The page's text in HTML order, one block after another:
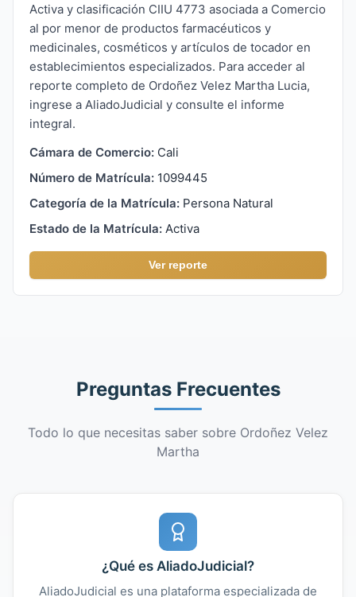
Activa y clasificación CIIU 4773 asociada a Comercio
al por menor de productos farmacéuticos y
medicinales, cosméticos y artículos de tocador en
establecimientos especializados. Para acceder al
reporte completo de Ordoñez Velez Martha Lucia,
ingrese a AliadoJudicial y consulte el informe
integral.
Cámara de Comercio: Cali
Número de Matrícula: 1099445
Categoría de la Matrícula: Persona Natural
Estado de la Matrícula: Activa
Ver reporte
Preguntas Frecuentes
Todo lo que necesitas saber sobre Ordoñez Velez
Martha
¿Qué es AliadoJudicial?
AliadoJudicial es una plataforma especializada de